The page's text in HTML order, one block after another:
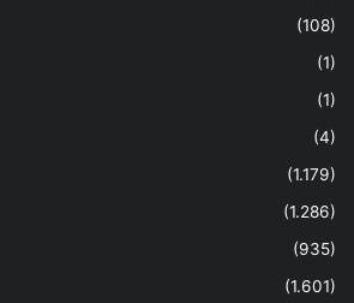
(108)
(1)
(1)
(4)
(1.179)
(1.286)
(935)
(1.601)